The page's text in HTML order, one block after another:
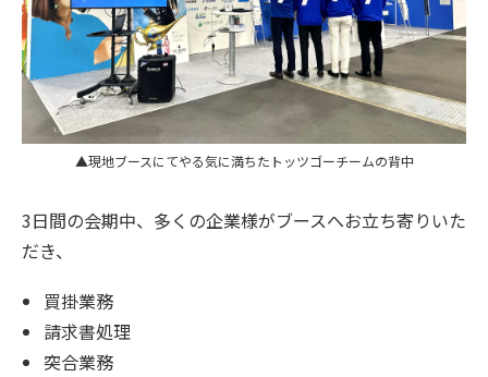
▲現地ブースにてやる気に満ちたトッツゴーチームの背中
3日間の会期中、多くの企業様がブースへお立ち寄りいた
だき、
買掛業務
請求書処理
突合業務